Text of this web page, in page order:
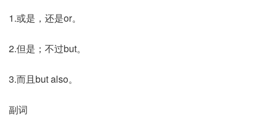
1.或是，还是or。
2.但是；不过but。
3.而且but also。
副词